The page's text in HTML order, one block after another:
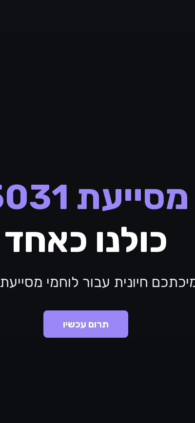
מסייעת 5031
כולנו כאחד
חיונית עבור לוחמי מסייעת 5031
תרום עכשיו